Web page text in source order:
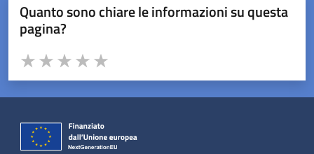
Quanto sono chiare le informazioni su questa
pagina?
Valuta da 1 a 5 stelle la pagina
Valuta 5 stelle su 5
Valuta 4 stelle su 5
Valuta 3 stelle su 5
Valuta 2 stelle su 5
Valuta 1 stelle su 5